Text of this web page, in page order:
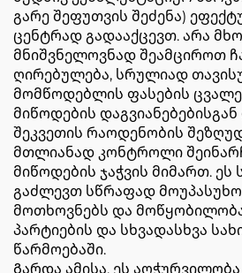
გარე შეფუთვის შეძენა)
ცენტრად გადააქცევთ. არა
მნიშვნელოვნად შეამციროთ
ღირებულება, სრულიად
მომწოდებლის ფასების
მიწოდების
შეკვეთის რაოდენობის
მთლიანად კონტროლი
მიწოდების ჯაჭვის მიმართ. ეს
გაძლევთ სწრაფად
მოთხოვნებს და
პარტიების და სხვადასხვა
წარმოებაში.
Გარდა ამისა, ეს